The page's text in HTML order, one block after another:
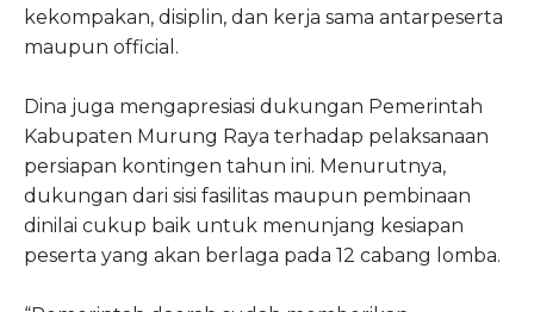
kekompakan, disiplin, dan kerja sama antarpeserta
maupun official.
Dina juga mengapresiasi dukungan Pemerintah
Kabupaten Murung Raya terhadap pelaksanaan
persiapan kontingen tahun ini. Menurutnya,
dukungan dari sisi fasilitas maupun pembinaan
dinilai cukup baik untuk menunjang kesiapan
peserta yang akan berlaga pada 12 cabang lomba.